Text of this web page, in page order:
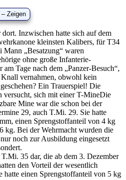
Inzwischen hatte sich auf dem
kleinsten Kalibers, für T34
Mann
Besatzung
waren
ohne große Infanterie-
am Tage nach dem
Panzer-Besuch ,
vernahmen, obwohl kein
Ein Trauerspiel! Die
versucht, sich mit einerT-MineDie
Mine war die schon bei der
29, auch T.Mi. 29. Sie hatte
einen Sprengstoffanteil von 4 kg
kg. Bei der Wehrmacht wurden die
noch zur Ausbildung eingesetzt
35 dar, die ab dem 3. Dezember
den Vorteil der wesentlich
hatte einen Sprengstoffanteil von 5 kg